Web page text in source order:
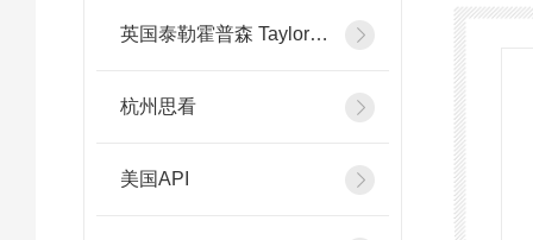
英国泰勒霍普森 Taylor Hobson
杭州思看
美国API